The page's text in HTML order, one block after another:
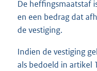
De heffingsmaatstaf
en een bedrag dat
de vestiging.
Indien de vestiging
als bedoeld in artikel